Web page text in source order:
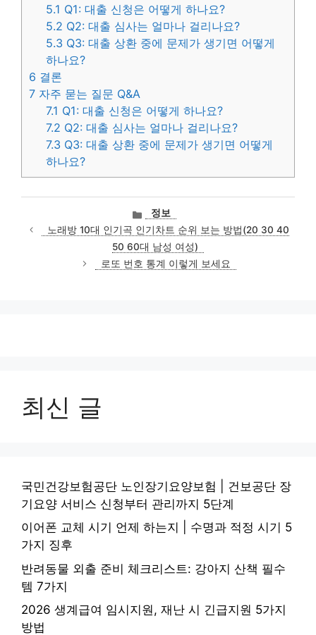
5.1 Q1: 대출 신청은 어떻게 하나요?
5.2 Q2: 대출 심사는 얼마나 걸리나요?
5.3 Q3: 대출 상환 중에 문제가 생기면 어떻게
하나요?
6 결론
7 자주 묻는 질문 Q&A
7.1 Q1: 대출 신청은 어떻게 하나요?
7.2 Q2: 대출 심사는 얼마나 걸리나요?
7.3 Q3: 대출 상환 중에 문제가 생기면 어떻게
하나요?
카
테
고
리
정보
노래방 10대 인기곡 인기차트 순위 보는 방법(20 30 40
50 60대 남성 여성)
로또 번호 통계 이렇게 보세요
최신 글
국민건강보험공단 노인장기요양보험 | 건보공단 장
기요양 서비스 신청부터 관리까지 5단계
이어폰 교체 시기 언제 하는지 | 수명과 적정 시기 5
가지 징후
반려동물 외출 준비 체크리스트: 강아지 산책 필수
템 7가지
2026 생계급여 임시지원, 재난 시 긴급지원 5가지
방법